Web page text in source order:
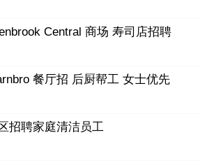
Central 商场 寿司店招聘
餐厅招 后厨帮工 女士优先
招聘家庭清洁员工